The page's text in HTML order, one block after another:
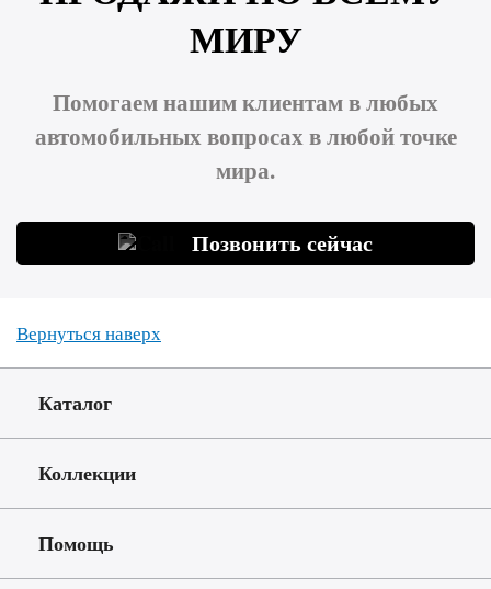
МИРУ
Помогаем нашим клиентам в любых
автомобильных вопросах в любой точке
мира.
Позвонить сейчас
Вернуться наверх
Каталог
Коллекции
Помощь